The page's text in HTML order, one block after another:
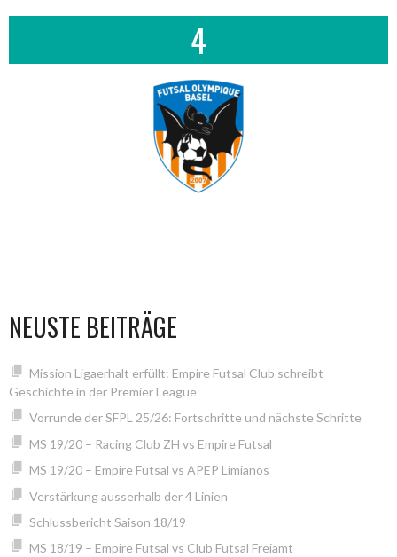
4
NEUSTE BEITRÄGE
Mission Ligaerhalt erfüllt: Empire Futsal Club schreibt
Geschichte in der Premier League
Vorrunde der SFPL 25/26: Fortschritte und nächste Schritte
MS 19/20 – Racing Club ZH vs Empire Futsal
MS 19/20 – Empire Futsal vs APEP Limianos
Verstärkung ausserhalb der 4 Linien
Schlussbericht Saison 18/19
MS 18/19 – Empire Futsal vs Club Futsal Freiamt